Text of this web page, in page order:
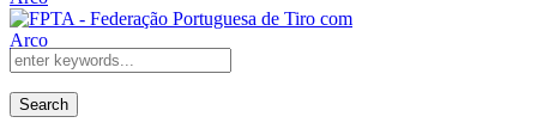
Search